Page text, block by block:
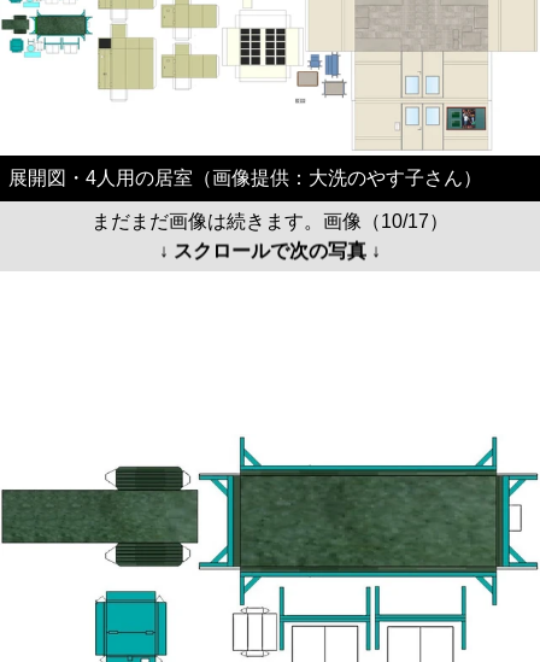
展開図・4人用の居室（画像提供：大洗のやす子さん）
まだまだ画像は続きます。画像（10/17）
↓ スクロールで次の写真 ↓